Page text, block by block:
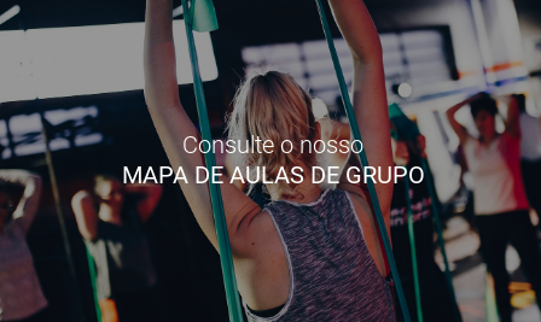
Consulte o nosso
MAPA DE AULAS DE GRUPO